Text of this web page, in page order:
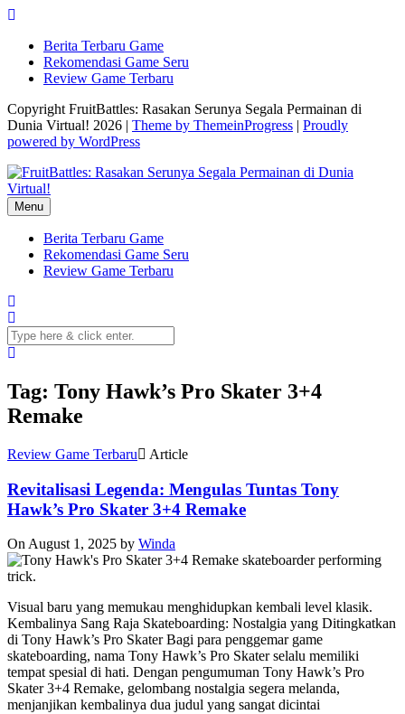
Skip
contentBerita Terbaru Game
Rekomendasi Game Seru
Review Game Terbaru
Copyright FruitBattles: Rasakan Serunya Segala Permainan di
Dunia Virtual! 2026 | Theme by ThemeinProgress | Proudly
powered by WordPress
Menu
Berita Terbaru Game
Rekomendasi Game Seru
Review Game Terbaru
Tag: Tony Hawk’s Pro Skater 3+4
Remake
Review Game Terbaru Article
Revitalisasi Legenda: Mengulas Tuntas Tony
Hawk’s Pro Skater 3+4 Remake
On August 1, 2025 by Winda
Visual baru yang memukau menghidupkan kembali level klasik.
Kembalinya Sang Raja Skateboarding: Nostalgia yang Ditingkatkan
di Tony Hawk’s Pro Skater Bagi para penggemar game
skateboarding, nama Tony Hawk’s Pro Skater selalu memiliki
tempat spesial di hati. Dengan pengumuman Tony Hawk’s Pro
Skater 3+4 Remake, gelombang nostalgia segera melanda,
menjanjikan kembalinya dua judul yang sangat dicintai